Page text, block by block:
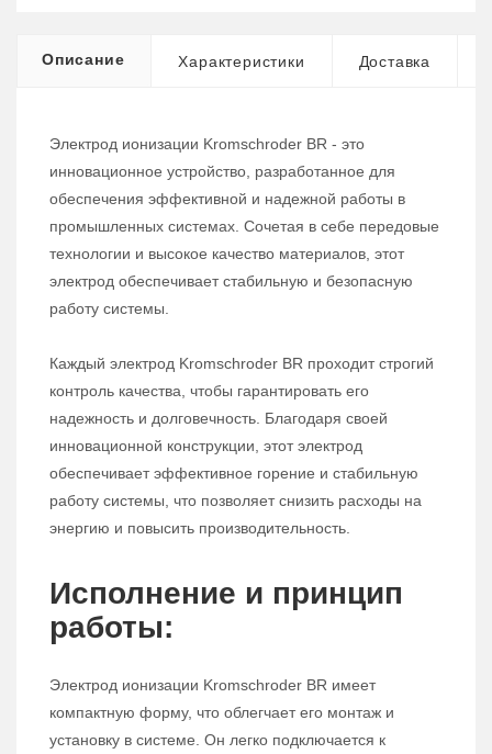
Описание Характеристики Доставка
Электрод ионизации Kromschroder BR - это
инновационное устройство, разработанное для
обеспечения эффективной и надежной работы в
промышленных системах. Сочетая в себе передовые
технологии и высокое качество материалов, этот
электрод обеспечивает стабильную и безопасную
работу системы.
Каждый электрод Kromschroder BR проходит строгий
контроль качества, чтобы гарантировать его
надежность и долговечность. Благодаря своей
инновационной конструкции, этот электрод
обеспечивает эффективное горение и стабильную
работу системы, что позволяет снизить расходы на
энергию и повысить производительность.
Исполнение и принцип
работы:
Электрод ионизации Kromschroder BR имеет
компактную форму, что облегчает его монтаж и
установку в системе. Он легко подключается к